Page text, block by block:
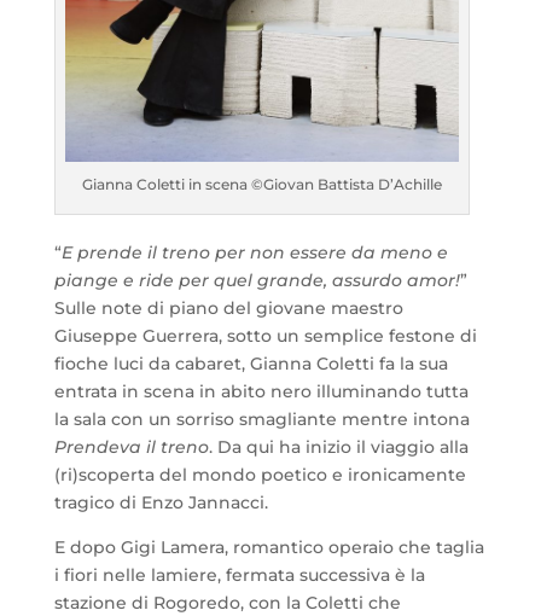
Gianna Coletti in scena ©Giovan Battista D’Achille
“E prende il treno per non essere da meno e
piange e ride per quel grande, assurdo amor!”
Sulle note di piano del giovane maestro
Giuseppe Guerrera, sotto un semplice festone di
fioche luci da cabaret, Gianna Coletti fa la sua
entrata in scena in abito nero illuminando tutta
la sala con un sorriso smagliante mentre intona
Prendeva il treno. Da qui ha inizio il viaggio alla
(ri)scoperta del mondo poetico e ironicamente
tragico di Enzo Jannacci.
E dopo Gigi Lamera, romantico operaio che taglia
i fiori nelle lamiere, fermata successiva è la
stazione di Rogoredo, con la Coletti che